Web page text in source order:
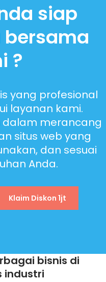
siap
?
yang profesional
layanan kami.
dalam merancang
situs web yang
dan sesuai
Anda.
Klaim Diskon 1jt
bisnis di
industri